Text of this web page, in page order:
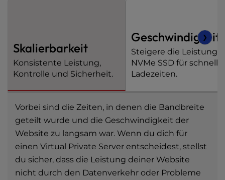
Skalierbarkeit
Konsistente Leistung,
Kontrolle und Sicherheit.
Geschwindigkeit
Steigere die Leistung
NVMe SSD für
Ladezeiten.
❯
Vorbei sind die Zeiten, in denen die Bandbreite
geteilt wurde und die Geschwindigkeit der
Website zu langsam war. Wenn du dich für
einen Virtual Private Server entscheidest, stellst
du sicher, dass die Leistung deiner Website
nicht durch den Datenverkehr oder Probleme